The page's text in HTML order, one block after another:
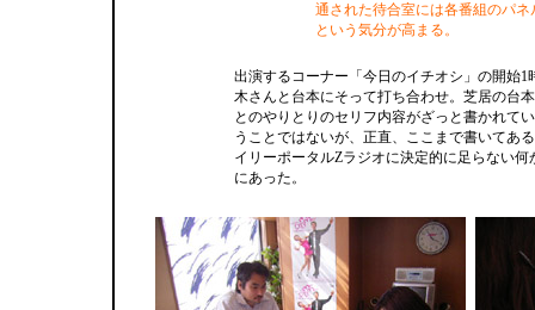
通された待合室には各番組のパネ
という気分が高まる。
出演するコーナー「今日のイチオシ」の開始1
木さんと台本にそって打ち合わせ。芝居の台
とのやりとりのセリフ内容がざっと書かれて
うことではないが、正直、ここまで書いてあ
イリーポータルZラジオに決定的に足らない何
にあった。